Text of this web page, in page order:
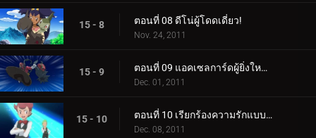
15 - 8 ตอนที่ 08 ดีโน่ผู้โดดเดี่ยว!
Nov. 24, 2011
15 - 9 ตอนที่ 09 แอคเซลการ์ดผู้ยิ่งใหญ่เข้าช่วยเหลือ!
Dec. 01, 2011
15 - 10 ตอนที่ 10 เรียกร้องความรักแบบพี่น้อง!
Dec. 08, 2011